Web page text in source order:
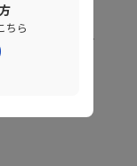
安全だ」と思
組織に告
ちら